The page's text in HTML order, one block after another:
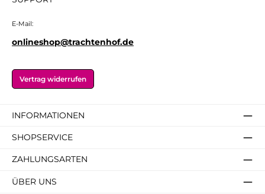
E-Mail:
onlineshop@trachtenhof.de
Vertrag widerrufen
INFORMATIONEN
SHOPSERVICE
ZAHLUNGSARTEN
ÜBER UNS